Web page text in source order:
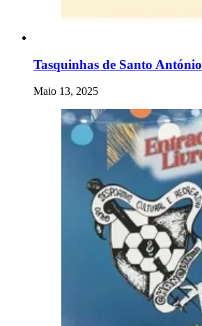
Tasquinhas de Santo António
Maio 13, 2025